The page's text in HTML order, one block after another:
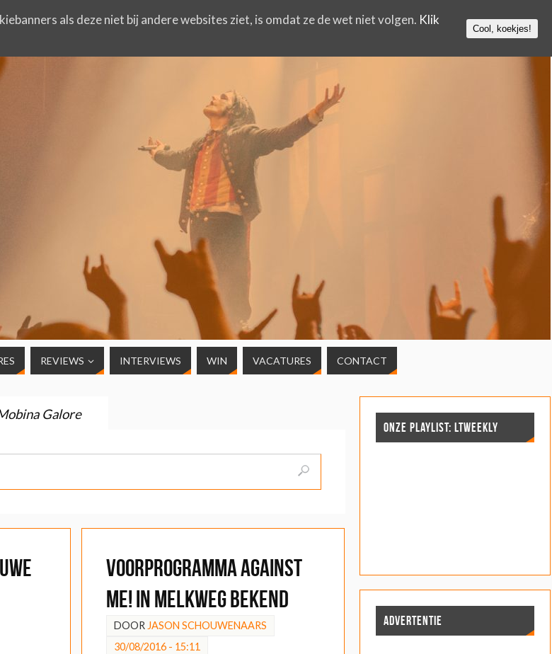
REVIEWS INTERVIEWS WIN VACATURES CONTACT
Galore
Voorprogramma Against
Me! in Melkweg bekend
DOORJASON SCHOUWENAARS
30/08/2016 - 15:11
ONZE PLAYLIST: LTWEEKLY
ADVERTENTIE
als deze niet bij andere websites ziet, is omdat ze de wet niet volgen. Klik
Cool, koekjes!